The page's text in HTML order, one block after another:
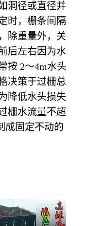
洞径或直径并
时，栅条间隔
除重量外，关
后左右因为水
按 2～4m水头
决策于过栅总
降低水头损失
栅水流量不超
成固定不动的